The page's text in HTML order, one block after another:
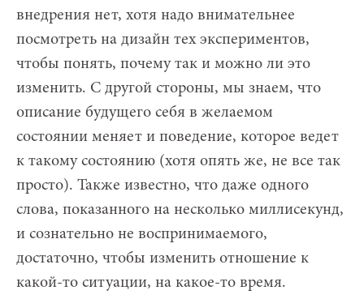
внедрения нет, хотя надо внимательнее
посмотреть на дизайн тех экспериментов,
чтобы понять, почему так и можно ли это
изменить. С другой стороны, мы знаем, что
описание будущего себя в желаемом
состоянии меняет и поведение, которое ведет
к такому состоянию (хотя опять же, не все так
просто). Также известно, что даже одного
слова, показанного на несколько миллисекунд,
и сознательно не воспринимаемого,
достаточно, чтобы изменить отношение к
какой-то ситуации, на какое-то время.